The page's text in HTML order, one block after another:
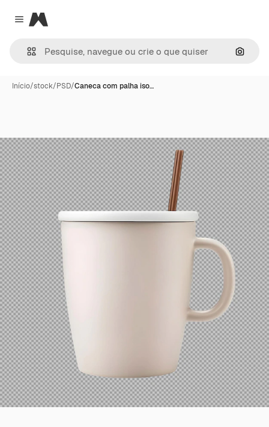
Close menu
Magnific
Início/stock/PSD/Caneca com palha iso…